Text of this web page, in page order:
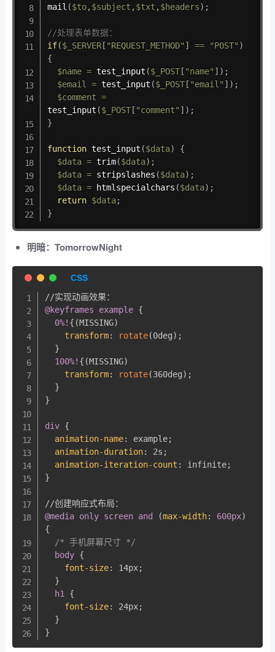
mail ($to,$subject ,$txt ,$headers) ;
//处理表单数据：
if($_SERVER [ "REQUEST_METHOD" ] == "POST" )
{
$name = test_input ($_POST [ "name" ] ) ;
$email
= test_input ($_POST [ "email" ] ) ;
$comment =
test_input ($_POST [ "comment" ] ) ;
}
function test_input ($data)
{
$data = trim($data) ;
$data = stripslashes ($data) ;
$data = htmlspecialchars ($data) ;
return $data;
}
明暗：TomorrowNight
@keyframes example {
0%! { (MISSING)
transform: rotate(0deg) ;
}
100%! { (MISSING)
transform: rotate(360deg) ;
}
}
div {
animation-name: example;
animation-duration: 2s ;
animation-iteration-count : infinite;
}
@media only screen and (max-width: 600px)
{
/* 手机屏幕尺寸 */
body {
font-size: 14px;
}
h1 {
font-size: 24px;
}
}